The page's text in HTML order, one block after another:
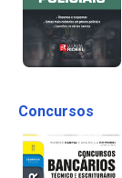
Concursos